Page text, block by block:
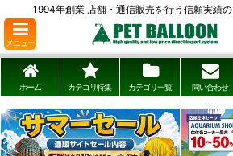
1994年創業 店舗・通信販売を行う信頼実績
メニュー
ホーム カテゴリ特集 カテゴリ一覧 問い合わせ